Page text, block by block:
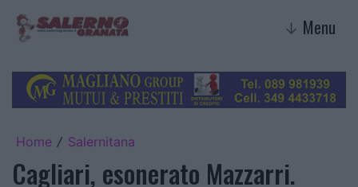
↓ Menu
Home / Salernitana
Cagliari, esonerato Mazzarri.